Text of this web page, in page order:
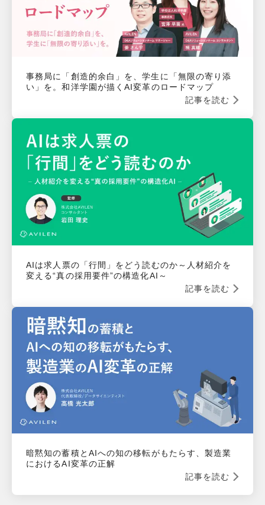
事務局に「創造的余白」を、学生に「無限の寄り添
い」を。和洋学園が描くAI変革のロードマップ
記事を読む
AIは求人票の「行間」をどう読むのか～人材紹介を
変える“真の採用要件”の構造化AI～
記事を読む
暗黙知の蓄積とAIへの知の移転がもたらす、製造業
におけるAI変革の正解
記事を読む